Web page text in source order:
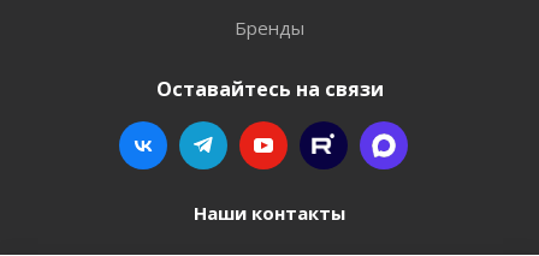
Бренды
Оставайтесь на связи
Наши контакты